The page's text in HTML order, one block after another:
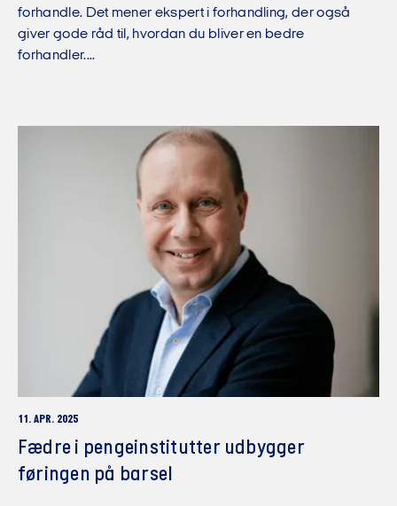
forhandle. Det mener ekspert i forhandling, der også
giver gode råd til, hvordan du bliver en bedre
forhandler....
11. APR. 2025
Fædre i pengeinstitutter udbygger
føringen på barsel